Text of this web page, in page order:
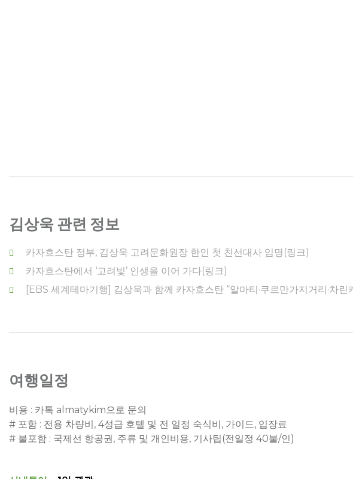
김상욱 관련 정보
카자흐스탄 정부, 김상욱 고려문화원장 한인 첫 친선대사 임명(링크)
카자흐스탄에서 ‘고려빛’ 인생을 이어 가다(링크)
[EBS 세계테마기행] 김상욱과 함께 카자흐스탄 “알마티·쿠르만가지거리·차린
여행일정
비용 : 카톡 almatykim으로 문의
# 포함 : 전용 차량비, 4성급 호텔 및 전 일정 숙식비, 가이드, 입장료
# 불포함 : 국제선 항공권, 주류 및 개인비용, 기사팁(전일정 40불/인)